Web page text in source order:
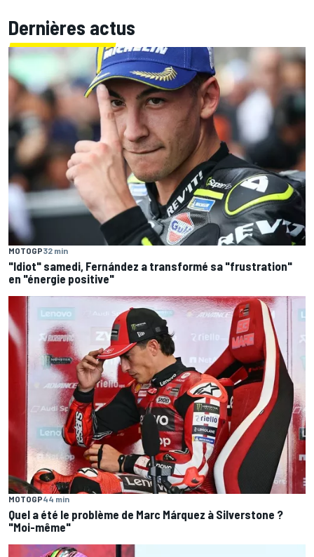
Dernières actus
MOTOGP32 min
"Idiot" samedi, Fernández a transformé sa "frustration"
en "énergie positive"
MOTOGP44 min
Quel a été le problème de Marc Márquez à Silverstone ?
"Moi-même"